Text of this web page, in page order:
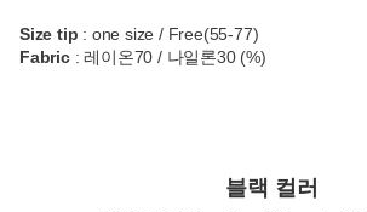
Size tip : one size / Free(55-77)
Fabric: 레이온70 / 나일론30 (%)
블랙 컬러